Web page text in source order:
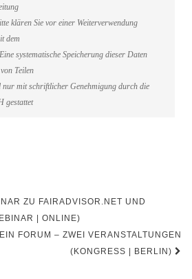
klären Sie vor einer Weiterverwendung
dem
systematische Speicherung dieser Daten
Teilen
nur mit schriftlicher Genehmigung durch die
gestattet
ZU FAIRADVISOR.NET UND
| ONLINE)
FORUM – ZWEI VERANSTALTUNGEN
(KONGRESS | BERLIN)